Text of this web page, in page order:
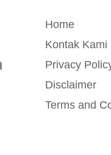
Home
Kontak Kami
Privacy
Disclaimer
Terms and